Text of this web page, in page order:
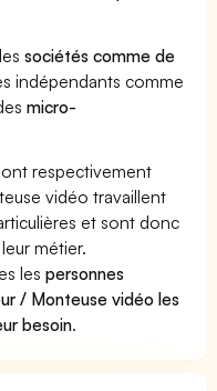
sociétés comme de
indépendants comme
micro-
respectivement
vidéo travaillent
et sont donc
métier.
lespersonnes
/ Monteuse vidéo les
besoin.